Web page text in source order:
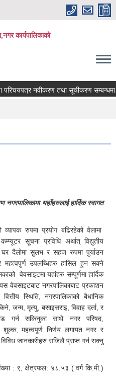
कार्यपालिकाको
परिचयपत्र नवीकरण तथा सूचीकरण सम्बन्धमा ।
यहाँहरुलाई हार्दिक स्वागत
रुपमा प्रयोग बढिरहेको वेलामा
सूचना प्रविधि अर्थात् विद्युतीय
घर दैलोमा सुलभ र सहज रुपमा पुर्याउन
उपलब्धिहरु हासिल हुन सक्ने
वेवसाइटमा यहांहरु सम्पूर्णमा हार्दिक
वेवसाइटबाट नगरपालिकाबाट प्रकाशन
स्थिति, नगरपालिकाको बैधानिक
जन्म, मृत्यु, बसाइसराइ, विवाह दर्ता, र
गर्न सकिनुका साथै नगर परिषद,
महत्वपूर्ण निर्णय लगायत नगर र
जानकारीहरु सजिलै प्राप्त गर्न सक्नु
: ९, क्षेत्रफल: ४८.५३ ( वर्ग कि.मी.)